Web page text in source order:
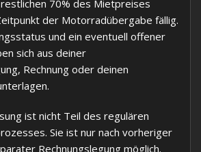
70% des Mietpreises
der Motorradübergabe fällig.
und ein eventuell offener
sich aus deiner
Rechnung oder deinen
ist nicht Teil des regulären
Sie ist nur nach vorheriger
Rechnungslegung möglich.